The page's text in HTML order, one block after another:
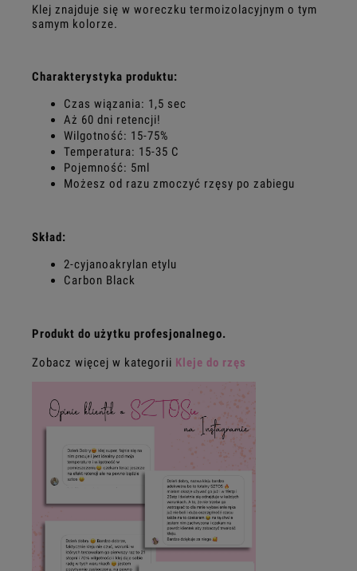
Klej znajduje się w woreczku termoizolacyjnym o tym
samym kolorze.
Charakterystyka produktu:
Czas wiązania: 1,5 sec
Aż 60 dni retencji!
Wilgotność: 15-75%
Temperatura: 15-35 C
Pojemność: 5ml
Możesz od razu zmoczyć rzęsy po zabiegu
Skład:
2-cyjanoakrylan etylu
Carbon Black
Produkt do użytku profesjonalnego.
Zobacz więcej w kategorii Kleje do rzęs